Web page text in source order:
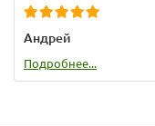
Андрей
Подробнее...